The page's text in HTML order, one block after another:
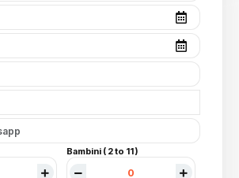
Bambini ( 2 to 11 )